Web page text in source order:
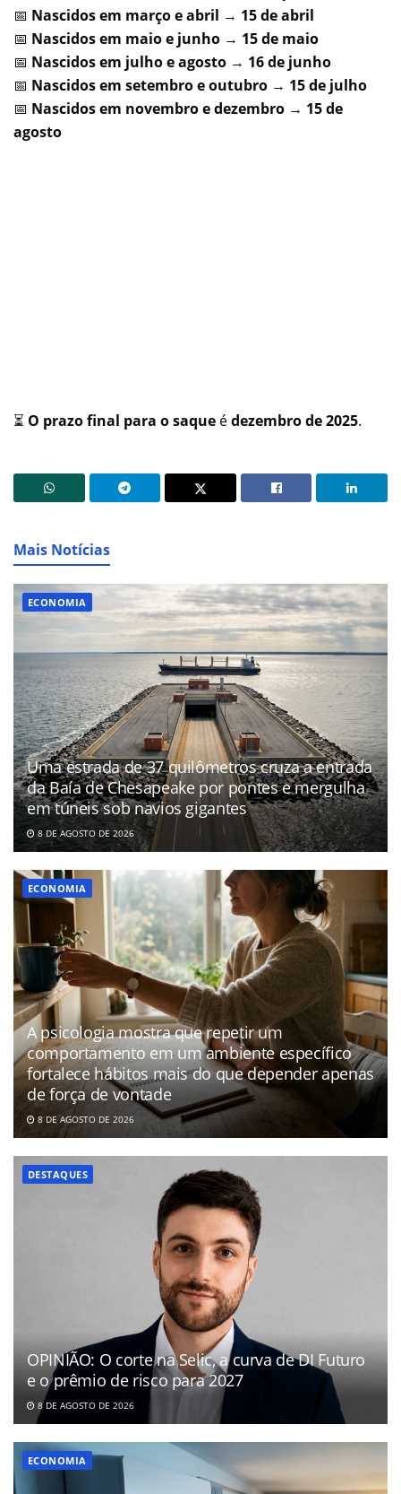
📅 Nascidos em março e abril → 15 de abril
📅 Nascidos em maio e junho → 15 de maio
📅 Nascidos em julho e agosto → 16 de junho
📅 Nascidos em setembro e outubro → 15 de julho
📅 Nascidos em novembro e dezembro → 15 de
agosto
⏳ O prazo final para o saque édezembro de 2025.
Mais Notícias
ECONOMIA
Uma estrada de 37 quilômetros cruza a entrada
da Baía de Chesapeake por pontes e mergulha
em túneis sob navios gigantes
8 DE AGOSTO DE 2026
ECONOMIA
A psicologia mostra que repetir um
comportamento em um ambiente específico
fortalece hábitos mais do que depender apenas
de força de vontade
8 DE AGOSTO DE 2026
DESTAQUES
OPINIÃO: O corte na Selic, a curva de DI Futuro
e o prêmio de risco para 2027
8 DE AGOSTO DE 2026
ECONOMIA